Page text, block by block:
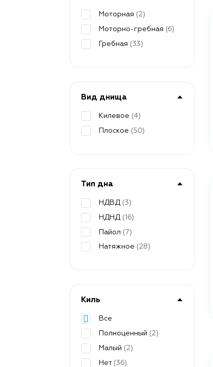
Моторная (2)
Моторно-гребная (6)
Гребная (33)
Вид днища
Килевое (4)
Плоское (50)
Тип дна
НДВД (3)
НДНД (16)
Пайол (7)
Натяжное (28)
Киль
Все
Полноценный (2)
Малый (2)
Нет (36)